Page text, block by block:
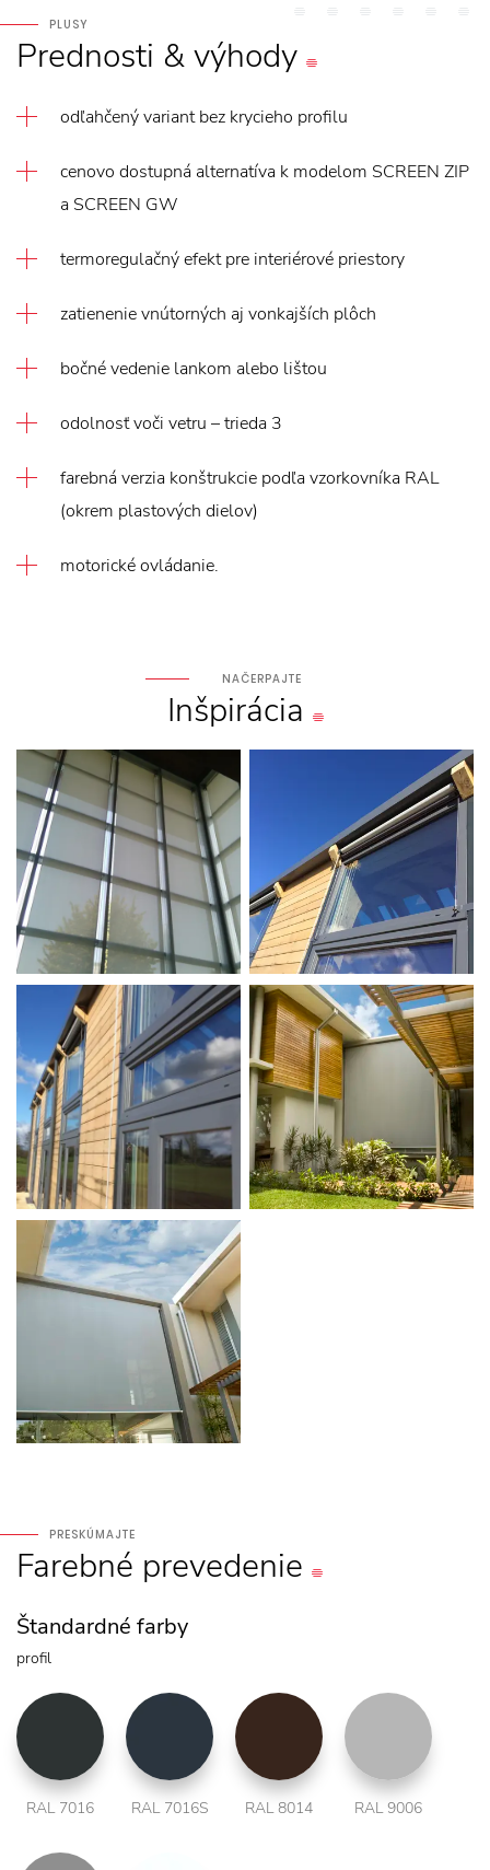
PLUSY
Prednosti &výhody
odľahčený variant bez krycieho profilu
cenovo dostupná alternatíva k modelom SCREEN ZIP
a SCREEN GW
termoregulačný efekt pre interiérové priestory
zatienenie vnútorných aj vonkajších plôch
bočné vedenie lankom alebo lištou
odolnosť voči vetru – trieda 3
farebná verzia konštrukcie podľa vzorkovníka RAL
(okrem plastových dielov)
motorické ovládanie.
NAČERPAJTE
Inšpirácia
PRESKÚMAJTE
Farebné prevedenie
Štandardné farby
profil
RAL 7016 RAL 7016S RAL 8014 RAL 9006